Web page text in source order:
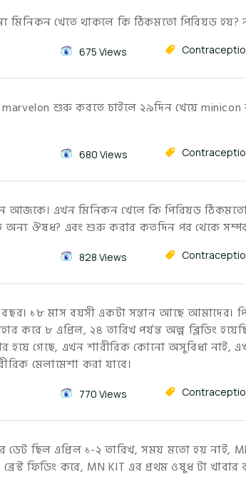
মিনিকন খেতে থাকলে কি ঠিকমতো পিরিয়ড হয়?
675 Views
marvelon শুরু করতে চাইলে ২৯দিন খেয়ে
680 Views
আজকে। এখন মিনিকন খেলে কি পিরিয়ড
ঔষধ? এবং শুরু করার কতদিন পর থেকে
828 Views
১৮ মাস বয়সী একটা সন্তান আছে আমাদের।
করে ৮ এপ্রিল, ২৪ তারিখ পর্যন্ত অল্প ব্লিডিং
হয়ে গেছে, এখন শারীরিক কোনো অসুবিধা নাই,
মেলামেশা করা যাবে।
770 Views
ডেট ছিল এপ্রিল ১-২ তারিখ, সময় মতো হয় নাই,
ফিডিং করে, MN KIT এর প্রথম ওষুধ টা খাবার